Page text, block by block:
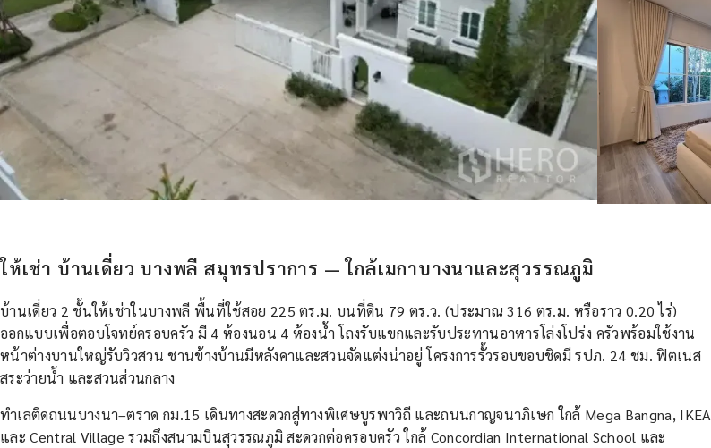
ให้เช่า บ้านเดี่ยว บางพลี สมุทรปราการ — ใกล้เมกาบางนาและสุวรรณภูมิ
บ้านเดี่ยว 2 ชั้นให้เช่าในบางพลี พื้นที่ใช้สอย 225 ตร.ม. บนที่ดิน 79 ตร.ว. (ประมาณ 316 ตร.ม. หรือราว 0.20 ไร่)
ออกแบบเพื่อตอบโจทย์ครอบครัว มี 4 ห้องนอน 4 ห้องน้ำ โถงรับแขกและรับประทานอาหารโล่งโปร่ง ครัวพร้อมใช้งาน
หน้าต่างบานใหญ่รับวิวสวน ชานข้างบ้านมีหลังคาและสวนจัดแต่งน่าอยู่ โครงการรั้วรอบขอบชิดมี รปภ. 24 ชม. ฟิตเนส
สระว่ายน้ำ และสวนส่วนกลาง
ทำเลติดถนนบางนา–ตราด กม.15 เดินทางสะดวกสู่ทางพิเศษบูรพาวิถี และถนนกาญจนาภิเษก ใกล้ Mega Bangna, IKEA
และ Central Village รวมถึงสนามบินสุวรรณภูมิ สะดวกต่อครอบครัว ใกล้ Concordian International School และ